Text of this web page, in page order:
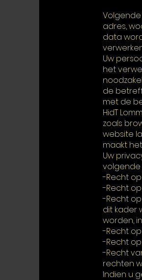
adres,
data
Uw
het
de
met de
HidT
zoals
website
maakt
Uw
volgende
-Recht
-Recht
-Recht
dit kader
worden,
-Recht
-Recht
-Recht
rechten
Indien u